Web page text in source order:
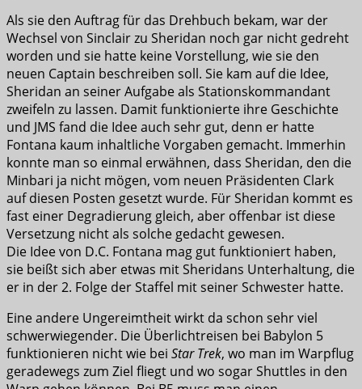
Als sie den Auftrag für das Drehbuch bekam, war der
Wechsel von Sinclair zu Sheridan noch gar nicht gedreht
worden und sie hatte keine Vorstellung, wie sie den
neuen Captain beschreiben soll. Sie kam auf die Idee,
Sheridan an seiner Aufgabe als Stationskommandant
zweifeln zu lassen. Damit funktionierte ihre Geschichte
und JMS fand die Idee auch sehr gut, denn er hatte
Fontana kaum inhaltliche Vorgaben gemacht. Immerhin
konnte man so einmal erwähnen, dass Sheridan, den die
Minbari ja nicht mögen, vom neuen Präsidenten Clark
auf diesen Posten gesetzt wurde. Für Sheridan kommt es
fast einer Degradierung gleich, aber offenbar ist diese
Versetzung nicht als solche gedacht gewesen.
Die Idee von D.C. Fontana mag gut funktioniert haben,
sie beißt sich aber etwas mit Sheridans Unterhaltung, die
er in der 2. Folge der Staffel mit seiner Schwester hatte.
Eine andere Ungereimtheit wirkt da schon sehr viel
schwerwiegender. Die Überlichtreisen bei Babylon 5
funktionieren nicht wie bei Star Trek, wo man im Warpflug
geradewegs zum Ziel fliegt und wo sogar Shuttles in den